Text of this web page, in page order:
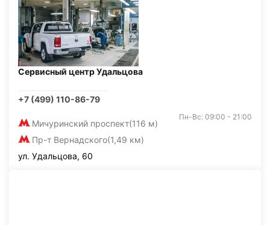
Сервисный центр Удальцова
+7 (499) 110-86-79
Мичуринский проспект(116 м)
Пр-т Вернадского(1,49 км)
Пн-Вс: 09:00 - 21:00
ул. Удальцова, 60